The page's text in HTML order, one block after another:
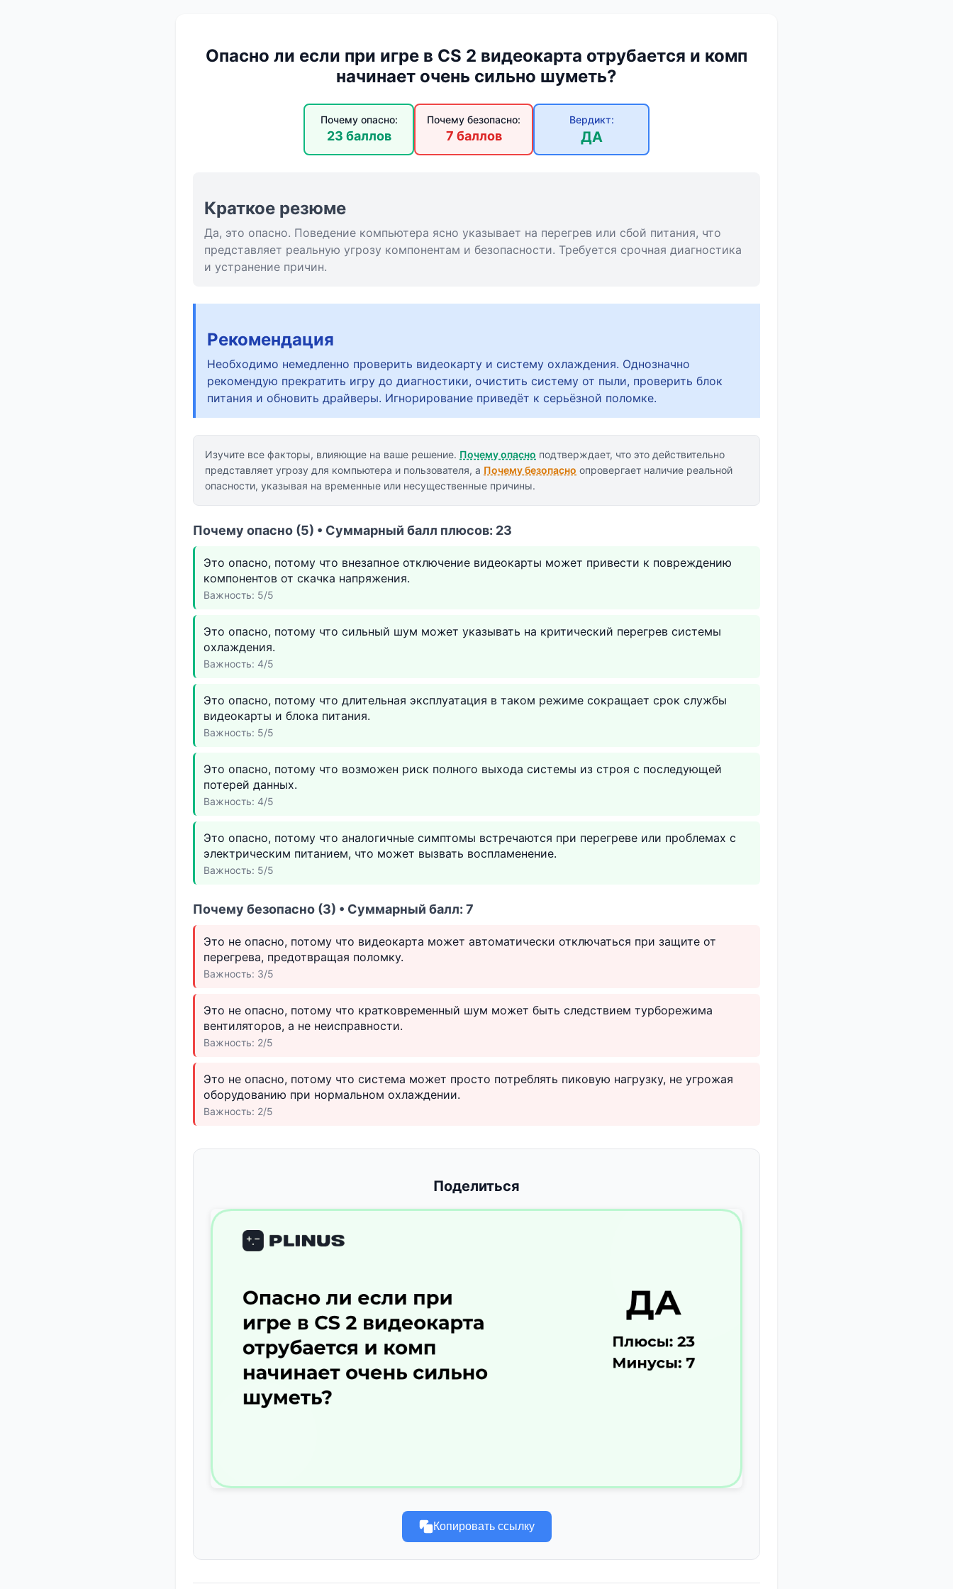
Опасно ли если при игре в CS 2 видеокарта отрубается и комп
начинает очень сильно шуметь?
Почему опасно:
23 баллов
Почему безопасно:
7 баллов
Вердикт:
ДА
Краткое резюме
Да, это опасно. Поведение компьютера ясно указывает на перегрев или сбой питания, что
представляет реальную угрозу компонентам и безопасности. Требуется срочная диагностика
и устранение причин.
Рекомендация
Необходимо немедленно проверить видеокарту и систему охлаждения. Однозначно
рекомендую прекратить игру до диагностики, очистить систему от пыли, проверить блок
питания и обновить драйверы. Игнорирование приведёт к серьёзной поломке.
Изучите все факторы, влияющие на ваше решение. Почему опасно подтверждает, что это действительно
представляет угрозу для компьютера и пользователя, а Почему безопасно опровергает наличие реальной
опасности, указывая на временные или несущественные причины.
Почему опасно (5) • Суммарный балл плюсов: 23
Это опасно, потому что внезапное отключение видеокарты может привести к повреждению
компонентов от скачка напряжения.
Важность: 5/5
Это опасно, потому что сильный шум может указывать на критический перегрев системы
охлаждения.
Важность: 4/5
Это опасно, потому что длительная эксплуатация в таком режиме сокращает срок службы
видеокарты и блока питания.
Важность: 5/5
Это опасно, потому что возможен риск полного выхода системы из строя с последующей
потерей данных.
Важность: 4/5
Это опасно, потому что аналогичные симптомы встречаются при перегреве или проблемах с
электрическим питанием, что может вызвать воспламенение.
Важность: 5/5
Почему безопасно (3) • Суммарный балл: 7
Это не опасно, потому что видеокарта может автоматически отключаться при защите от
перегрева, предотвращая поломку.
Важность: 3/5
Это не опасно, потому что кратковременный шум может быть следствием турборежима
вентиляторов, а не неисправности.
Важность: 2/5
Это не опасно, потому что система может просто потреблять пиковую нагрузку, не угрожая
оборудованию при нормальном охлаждении.
Важность: 2/5
Поделиться
Копировать ссылку